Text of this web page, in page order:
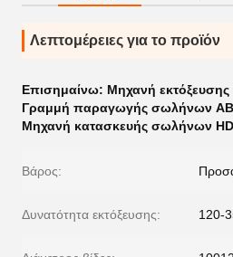
Λεπτομέρειες για το προϊόν
Επισημαίνω: Μηχανή
Γραμμή παραγωγής σωλήνων
Μηχανή κατασκευής σωλήνων
Βάρος:
Δυνατότητα εκτόξευσης: 120-